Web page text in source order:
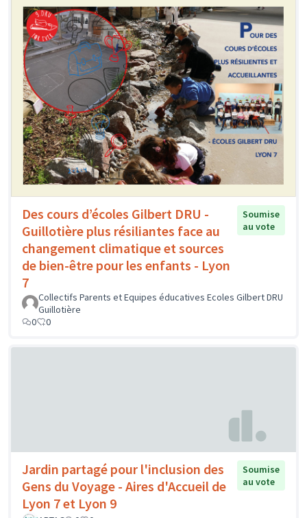
Des cours d’écoles Gilbert DRU -
Guillotière plus résiliantes face au
changement climatique et sources
de bien-être pour les enfants - Lyon
7
Soumise
au vote
Collectifs Parents et Equipes éducatives Ecoles Gilbert DRU
Guillotière
0
0
Jardin partagé pour l'inclusion des
Gens du Voyage - Aires d'Accueil de
Lyon 7 et Lyon 9
Soumise
au vote